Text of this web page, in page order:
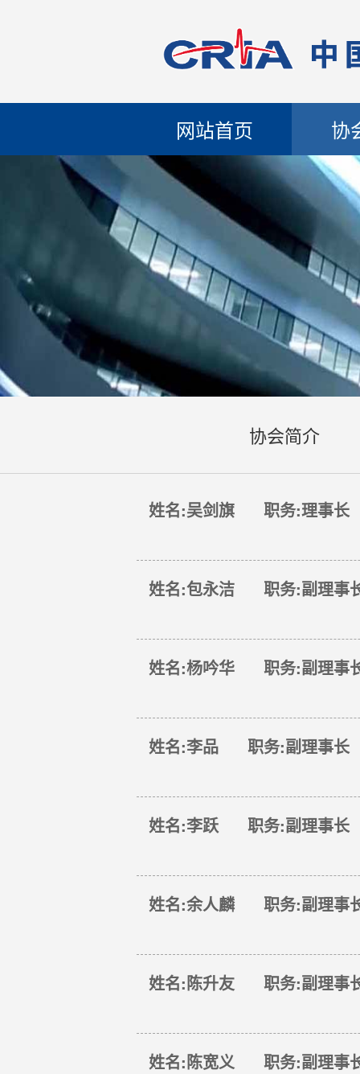
网站首页 协
协会简介
姓名:吴剑旗 职务:理事长
姓名:包永洁 职务:副理事
姓名:杨吟华 职务:副理事
姓名:李品 职务:副理事长
姓名:李跃 职务:副理事长
姓名:余人麟 职务:副理事
姓名:陈升友 职务:副理事
姓名:陈宽义 职务:副理事